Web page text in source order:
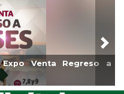
Regreso a
Reabrirá